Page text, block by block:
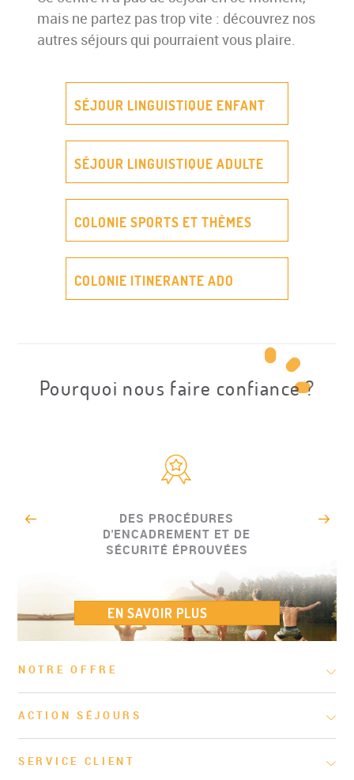
mais ne partez pas trop vite : découvrez nos
autres séjours qui pourraient vous plaire.
SÉJOUR LINGUISTIQUE ENFANT
SÉJOUR LINGUISTIQUE ADULTE
COLONIE SPORTS ET THÈMES
COLONIE ITINERANTE ADO
Pourquoi nous faire confiance ?
DES PROCÉDURES
D'ENCADREMENT ET DE
SÉCURITÉ ÉPROUVÉES
EN SAVOIR PLUS
NOTRE OFFRE
ACTION SÉJOURS
SERVICE CLIENT